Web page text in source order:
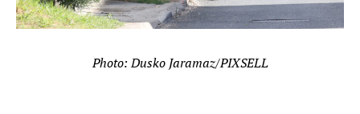
Photo: Dusko Jaramaz/PIXSELL